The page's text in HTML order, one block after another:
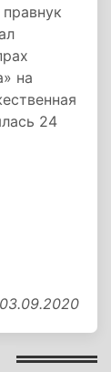
на
24
03.09.2020